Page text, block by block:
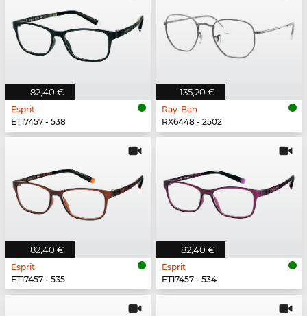
82,40 €
Esprit
ET17457 - 538
135,20 €
Ray-Ban
RX6448 - 2502
82,40 €
Esprit
ET17457 - 535
82,40 €
Esprit
ET17457 - 534